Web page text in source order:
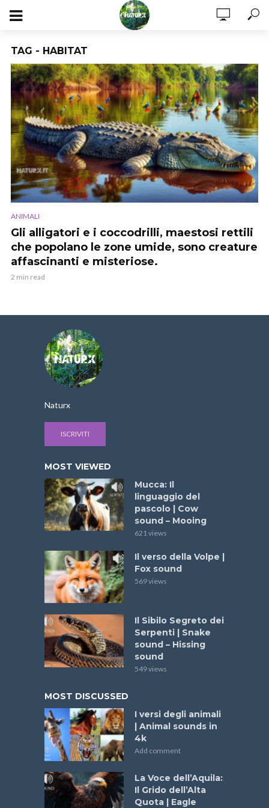
TAG - HABITAT
ANIMALI
Gli alligatori e i coccodrilli, maestosi rettili
che popolano le zone umide, sono creature
affascinanti e misteriose.
2 min read
Naturx
ISCRIVITI
MOST VIEWED
Mucca: Il
linguaggio del
pascolo | Cow
sound – Mooing
621 views
Il verso della Volpe |
Fox sound
569 views
Il Sibilo Segreto dei
Serpenti | Snake
sound – Hissing
sound
549 views
MOST DISCUSSED
I versi degli animali
| Animal sounds in
4k
Add comment
La Voce dell’Aquila:
Il Grido dell’Alta
Quota | Eagle